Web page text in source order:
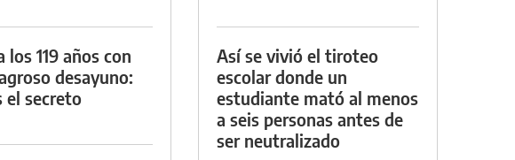
los 119 años con
desayuno:
el secreto
Así se vivió el tiroteo
escolar donde un
estudiante mató al menos
a seis personas antes de
ser neutralizado